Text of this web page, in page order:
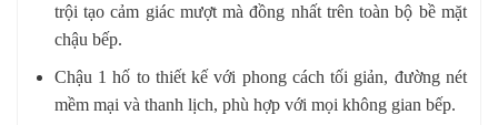
trội tạo cảm giác mượt mà đồng nhất trên toàn bộ bề mặt
chậu bếp.
Chậu 1 hố to thiết kế với phong cách tối giản, đường nét
mềm mại và thanh lịch, phù hợp với mọi không gian bếp.